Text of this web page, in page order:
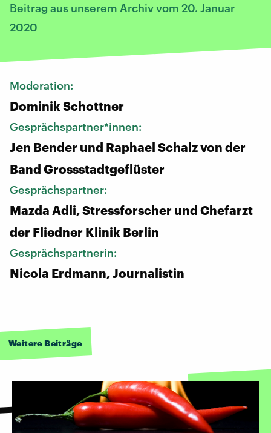
Beitrag aus unserem Archiv vom 20. Januar
2020
Moderation:
Dominik Schottner
Gesprächspartner*innen:
Jen Bender und Raphael Schalz von der
Band Grossstadtgeflüster
Gesprächspartner:
Mazda Adli, Stressforscher und Chefarzt
der Fliedner Klinik Berlin
Gesprächspartnerin:
Nicola Erdmann, Journalistin
Weitere Beiträge